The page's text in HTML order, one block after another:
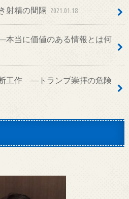
射精の間隔 2021.01.18
本当に価値のある情報とは何
工作 ―トランプ崇拝の危険